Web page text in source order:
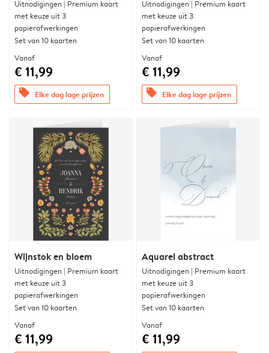
Uitnodigingen | Premium kaart
met keuze uit 3
papierafwerkingen
Set van 10 kaarten
Vanaf
€ 11,99
offers Elke dag lage prijzen
Uitnodigingen | Premium kaart
met keuze uit 3
papierafwerkingen
Set van 10 kaarten
Vanaf
€ 11,99
offers Elke dag lage prijzen
Wijnstok en bloem
Uitnodigingen | Premium kaart
met keuze uit 3
papierafwerkingen
Set van 10 kaarten
Vanaf
€ 11,99
Aquarel abstract
Uitnodigingen | Premium kaart
met keuze uit 3
papierafwerkingen
Set van 10 kaarten
Vanaf
€ 11,99